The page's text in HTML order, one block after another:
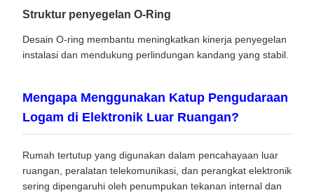
Struktur penyegelan O-Ring
Desain O-ring membantu meningkatkan kinerja penyegelan
instalasi dan mendukung perlindungan kandang yang stabil.
Mengapa Menggunakan Katup Pengudaraan
Logam di Elektronik Luar Ruangan?
Rumah tertutup yang digunakan dalam pencahayaan luar
ruangan, peralatan telekomunikasi, dan perangkat elektronik
sering dipengaruhi oleh penumpukan tekanan internal dan